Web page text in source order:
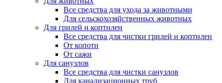
Все средства для ухода за животными
Для сельскохозяйственных животных
Для грилей и коптилен
Все средства для чистки грилей и коптилен
От копоти
От сажи
Для санузлов
Все средства для чистки санузлов
Для канализационных труб